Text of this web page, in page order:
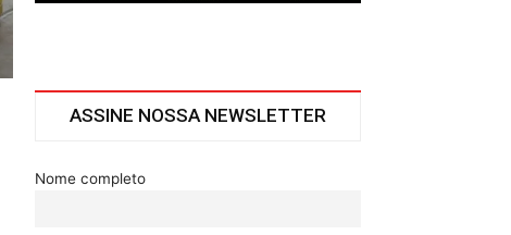
ASSINE NOSSA NEWSLETTER
Nome completo